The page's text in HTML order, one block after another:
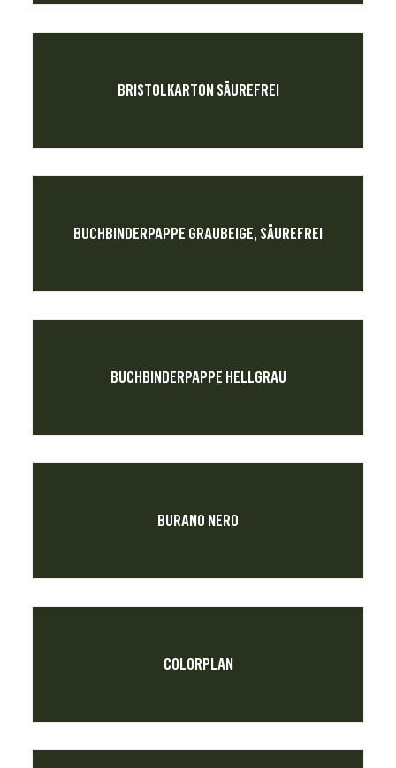
BRISTOLKARTON SÄUREFREI
BUCHBINDERPAPPE GRAUBEIGE, SÄUREFREI
BUCHBINDERPAPPE HELLGRAU
BURANO NERO
COLORPLAN